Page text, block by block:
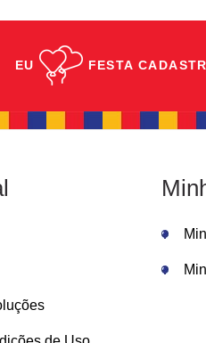
EU FESTA